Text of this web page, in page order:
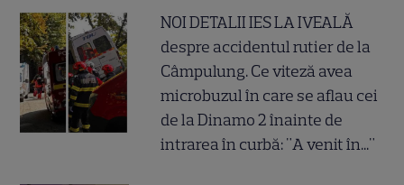
NOI DETALII IES LA IVEALĂ
despre accidentul rutier de la
Câmpulung. Ce viteză avea
microbuzul în care se aflau cei
de la Dinamo 2 înainte de
intrarea în curbă: "A venit în..."